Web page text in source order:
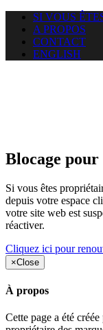
SI VOUS
A PROPOS
CONTACT
ENGLISH
Blocage
Si vous êtes
depuis votre espace
votre site web est
réactiver.
Cliquez ici pour
×Close
À propos
Cette page a été